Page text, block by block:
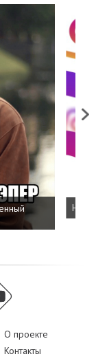
Next
О проекте
Контакты